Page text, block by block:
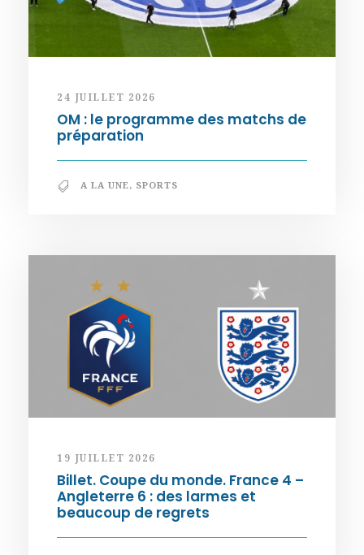
24 JUILLET 2026
OM : le programme des matchs de
préparation
A LA UNE, SPORTS
19 JUILLET 2026
Billet. Coupe du monde. France 4 –
Angleterre 6 : des larmes et
beaucoup de regrets